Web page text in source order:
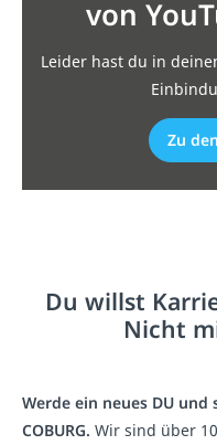
von
Leider hast du in
Zu
Du willst
Nicht
Werde ein neues DU
COBURG. Wir sind über